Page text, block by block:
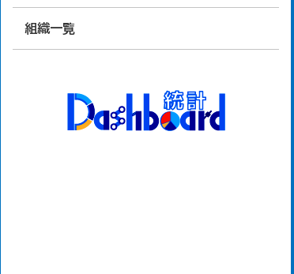
組織一覧